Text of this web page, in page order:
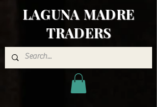
LAGUNA MADRE
TRADERS